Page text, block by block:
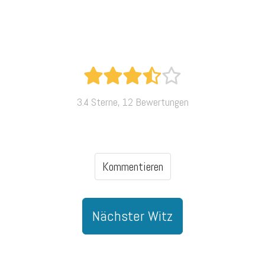
3.4 Sterne, 12 Bewertungen
Kommentieren
Nächster Witz